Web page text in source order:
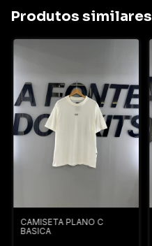
Produtos similares
CAMISETA PLANO C
BASICA